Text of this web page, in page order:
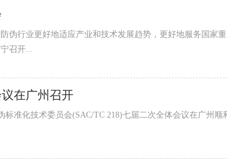
行业更好地适应产业和技术发展趋势，更好地服务国家重
召开...
在广州召开